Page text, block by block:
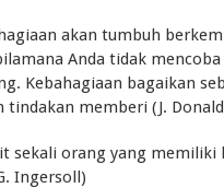
akan tumbuh
Anda tidak
Kebahagiaan bagaikan
tindakan memberi (J.
sekali orang yang
Ingersoll)